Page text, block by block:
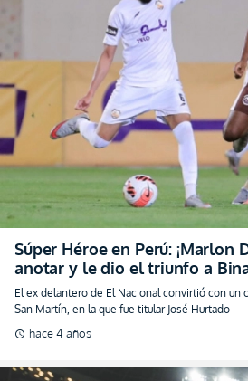
Súper Héroe en Perú: ¡Marlon
anotar y le dio el triunfo a
El ex delantero de El Nacional convirtió con un
San Martín, en la que fue titular José Hurtado
schedule hace 4 años